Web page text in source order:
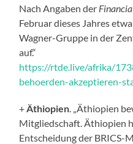
Nach Angaben der
Februar dieses Jahres
Wagner-Gruppe in der
auf.“
https://rtde.live/afrika/
behoerden-akzeptieren-
+ Äthiopien . „Äthiopien
Mitgliedschaft. Äthiopien
Entscheidung der BRICS-